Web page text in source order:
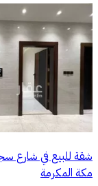
شقة للبيع في شارع
مكة المكرمة